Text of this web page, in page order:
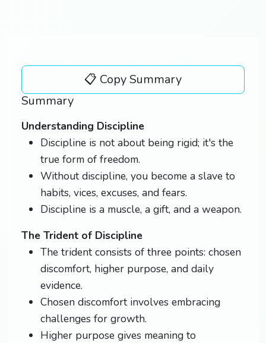
📋 Copy Summary
Summary
Understanding Discipline
Discipline is not about being rigid; it's the
true form of freedom.
Without discipline, you become a slave to
habits, vices, excuses, and fears.
Discipline is a muscle, a gift, and a weapon.
The Trident of Discipline
The trident consists of three points: chosen
discomfort, higher purpose, and daily
evidence.
Chosen discomfort involves embracing
challenges for growth.
Higher purpose gives meaning to